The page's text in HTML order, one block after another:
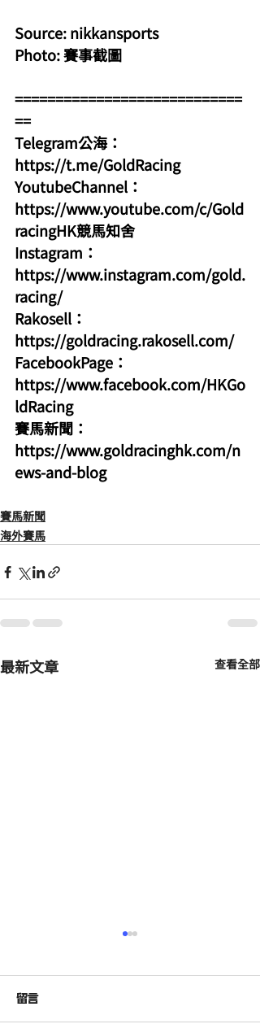
Source: nikkansports
Photo: 賽事截圖
============================
==
Telegram公海：
https://t.me/GoldRacing
YoutubeChannel：
https://www.youtube.com/c/Gold
racingHK競馬知舍
Instagram：
https://www.instagram.com/gold.
racing/
Rakosell：
https://goldracing.rakosell.com/
FacebookPage：
https://www.facebook.com/HKGo
ldRacing
賽馬新聞：
https://www.goldracinghk.com/n
ews-and-blog
賽馬新聞
海外賽馬
最新文章 查看全部
留言